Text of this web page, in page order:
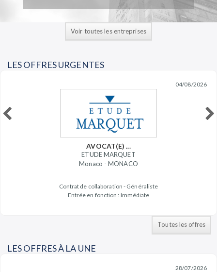
Voir toutes les entreprises
LES OFFRES URGENTES
04/08/2026
AVOCAT(E) ...
ETUDE MARQUET
Monaco - MONACO
-
Contrat de collaboration - Généraliste
Entrée en fonction : Immédiate
Toutes les offres
LES OFFRES À LA UNE
28/07/2026